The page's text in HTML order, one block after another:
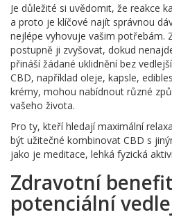
Je důležité si uvědomit, že reakce
a proto je klíčové najít správnou
nejlépe vyhovuje vašim potřebám.
postupně ji zvyšovat, dokud
přináší žádané uklidnění bez
CBD, například oleje, kapsle,
krémy, mohou nabídnout různé
vašeho života.
Pro ty, kteří hledají maximální
být užitečné kombinovat CBD s
jako je meditace, lehká fyzická
Zdravotní
potenciální